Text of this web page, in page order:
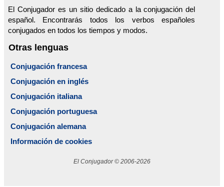
El Conjugador es un sitio dedicado a la conjugación del
español. Encontrarás todos los verbos españoles
conjugados en todos los tiempos y modos.
Otras lenguas
Conjugación francesa
Conjugación en inglés
Conjugación italiana
Conjugación portuguesa
Conjugación alemana
Información de cookies
El Conjugador © 2006-2026